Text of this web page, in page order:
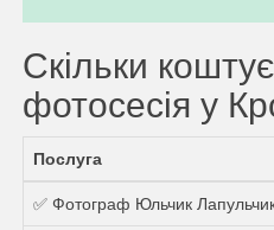
Скільки
фотосесія у
Послуга
✅ Фотограф Юльчик